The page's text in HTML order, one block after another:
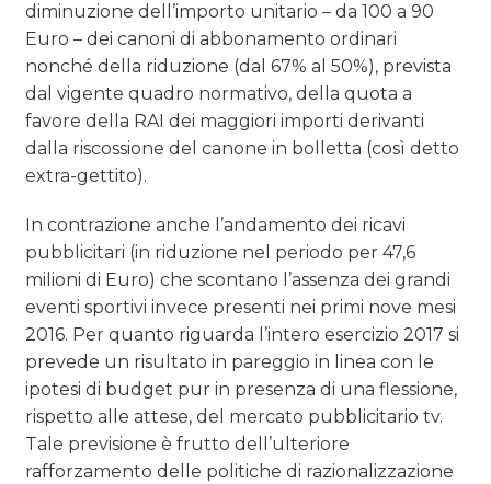
diminuzione dell’importo unitario – da 100 a 90
Euro – dei canoni di abbonamento ordinari
nonché della riduzione (dal 67% al 50%), prevista
dal vigente quadro normativo, della quota a
favore della RAI dei maggiori importi derivanti
dalla riscossione del canone in bolletta (così detto
extra-gettito).
In contrazione anche l’andamento dei ricavi
pubblicitari (in riduzione nel periodo per 47,6
milioni di Euro) che scontano l’assenza dei grandi
eventi sportivi invece presenti nei primi nove mesi
2016. Per quanto riguarda l’intero esercizio 2017 si
prevede un risultato in pareggio in linea con le
ipotesi di budget pur in presenza di una flessione,
rispetto alle attese, del mercato pubblicitario tv.
Tale previsione è frutto dell’ulteriore
rafforzamento delle politiche di razionalizzazione